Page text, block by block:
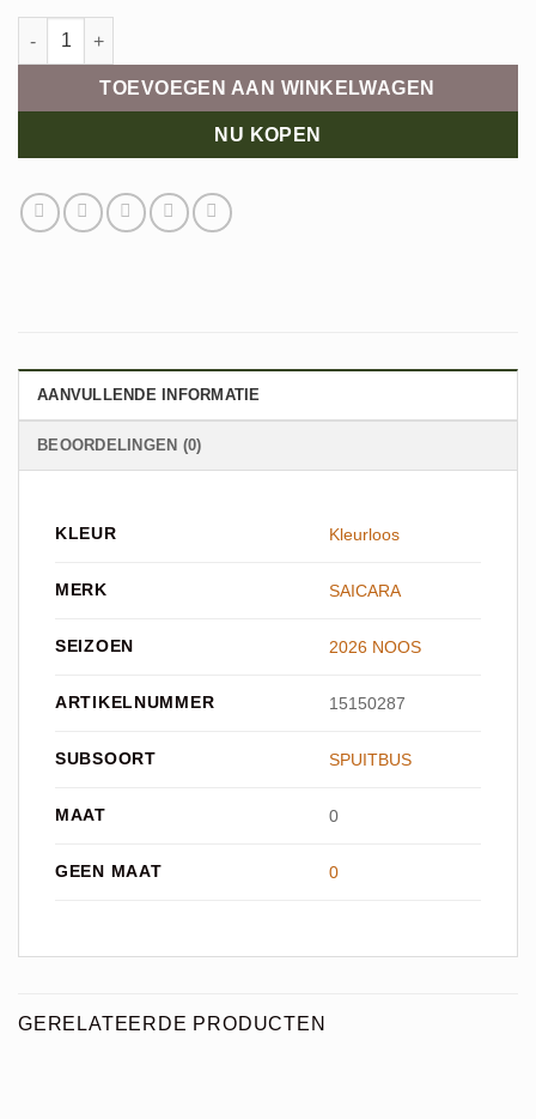
Saicara Fizzy gel aantal
TOEVOEGEN AAN WINKELWAGEN
NU KOPEN
AANVULLENDE INFORMATIE
BEOORDELINGEN (0)
KLEUR Kleurloos
MERK SAICARA
SEIZOEN 2026 NOOS
ARTIKELNUMMER 15150287
SUBSOORT SPUITBUS
MAAT 0
GEEN MAAT 0
GERELATEERDE PRODUCTEN